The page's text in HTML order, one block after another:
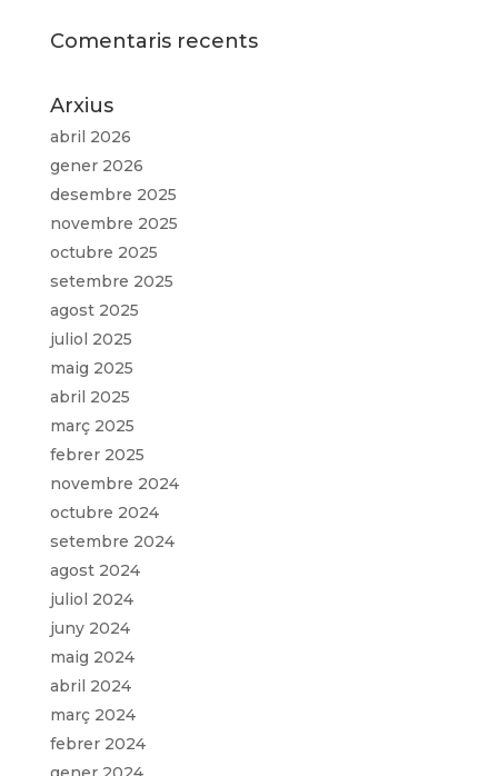
Comentaris recents
Arxius
abril 2026
gener 2026
desembre 2025
novembre 2025
octubre 2025
setembre 2025
agost 2025
juliol 2025
maig 2025
abril 2025
març 2025
febrer 2025
novembre 2024
octubre 2024
setembre 2024
agost 2024
juliol 2024
juny 2024
maig 2024
abril 2024
març 2024
febrer 2024